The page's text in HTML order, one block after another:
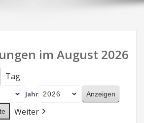
im August 2026
Tag
Jahr
Weiter